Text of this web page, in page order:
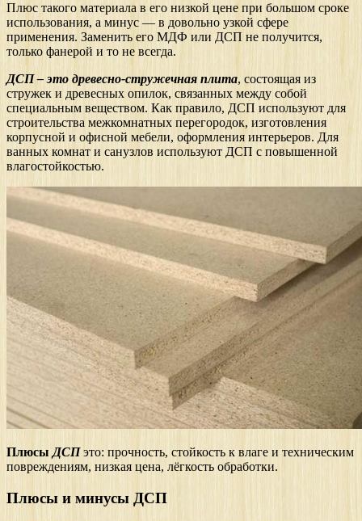
Плюс такого материала в его низкой цене при большом сроке
использования, а минус — в довольно узкой сфере
применения. Заменить его МДФ или ДСП не получится,
только фанерой и то не всегда.
ДСП – это древесно-стружечная плита, состоящая из
стружек и древесных опилок, связанных между собой
специальным веществом. Как правило, ДСП используют для
строительства межкомнатных перегородок, изготовления
корпусной и офисной мебели, оформления интерьеров. Для
ванных комнат и санузлов используют ДСП с повышенной
влагостойкостью.
ПлюсыДСПэто: прочность, стойкость к влаге и техническим
повреждениям, низкая цена, лёгкость обработки.
Плюсы и минусы ДСП